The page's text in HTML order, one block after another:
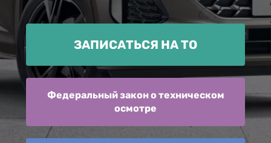
ЗАПИСАТЬСЯ НА ТО
Федеральный закон о техническом
осмотре